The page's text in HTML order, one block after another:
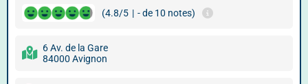
(4.8/5 | - de 10 notes)
6 Av. de la Gare
84000 Avignon